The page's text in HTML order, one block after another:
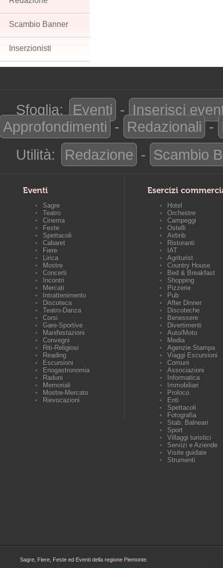
Scambio Banner
Inserzionisti
Sfoglia: Eventi - Inserisci
Approfondimenti - Redazionali -
Utilità:
Redazione - Scambio
Eventi
Sagre
Teatro
Cinema
Feste
Spettacoli
Cabaret
Fiere
Lirica
Mostre
Concerti
Incontri
Mercati
Intrattenimento
Discoteca
Teatro-Danza
Corsi
Gare-Sportive
Manifestazioni
Convegni
Riti-Religiosi
Reading
Escursioni
Enogastronomia
Raduni
Memoriali
Mostre-Mercato
Rievocazioni
Esercizi
Hotel
Orchestre
Campeggi
Ostelli
Airbnb
Ristoranti
IAT
Agriturist
Country House
Bed & Breakfast
Shopping
Pizzerie
Pub
After Dinner
Discoteche
Benessere
Divertimenti
Auto/Moto
Media
Agenzie Stampa
Viaggi Escursioni
Comuni
Associazioni
Informatica
Immobiliari
Proloco
Enti
Spettacoli
Fotografia
Stab. Balneari
Sport
Villaggi turistici
Servizi e Aziende
Visite guidate
Strumenti
Sagre, Fiere, Feste ed Eventi della regione Piemonte.